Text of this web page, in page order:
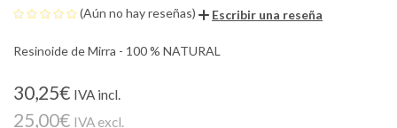
(Aún no hay reseñas) Escribir una reseña
Resinoide de Mirra - 100 % NATURAL
30,25€ IVA incl.
25,00€ IVA excl.